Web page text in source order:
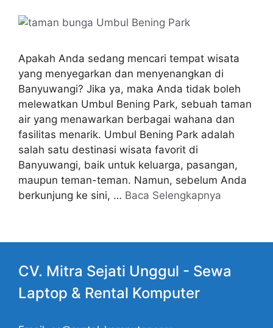
Apakah Anda sedang mencari tempat wisata
yang menyegarkan dan menyenangkan di
Banyuwangi? Jika ya, maka Anda tidak boleh
melewatkan Umbul Bening Park, sebuah taman
air yang menawarkan berbagai wahana dan
fasilitas menarik. Umbul Bening Park adalah
salah satu destinasi wisata favorit di
Banyuwangi, baik untuk keluarga, pasangan,
maupun teman-teman. Namun, sebelum Anda
berkunjung ke sini, … Baca Selengkapnya
CV. Mitra Sejati Unggul - Sewa
Laptop & Rental Komputer